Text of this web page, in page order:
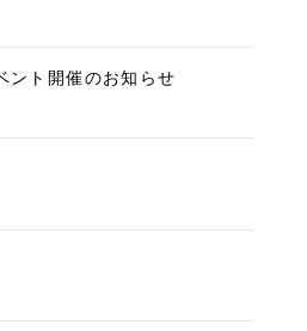
ト開催のお知らせ